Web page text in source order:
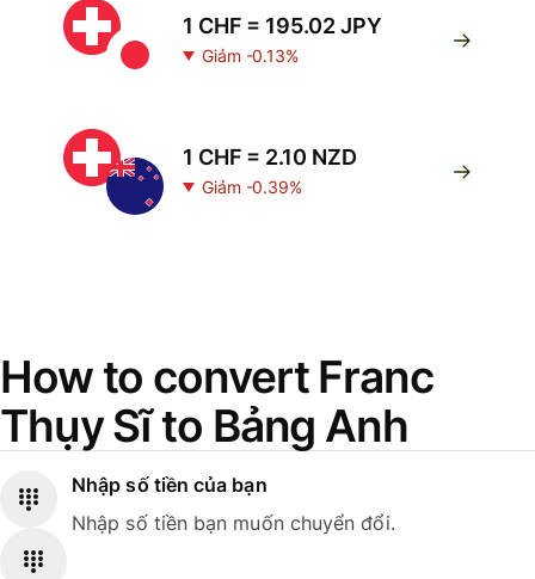
1 CHF = 195.02 JPY
Giảm -0.13%
1 CHF = 2.10 NZD
Giảm -0.39%
How to convert Franc
Thụy Sĩ to Bảng Anh
Nhập số tiền của bạn
Nhập số tiền bạn muốn chuyển đổi.